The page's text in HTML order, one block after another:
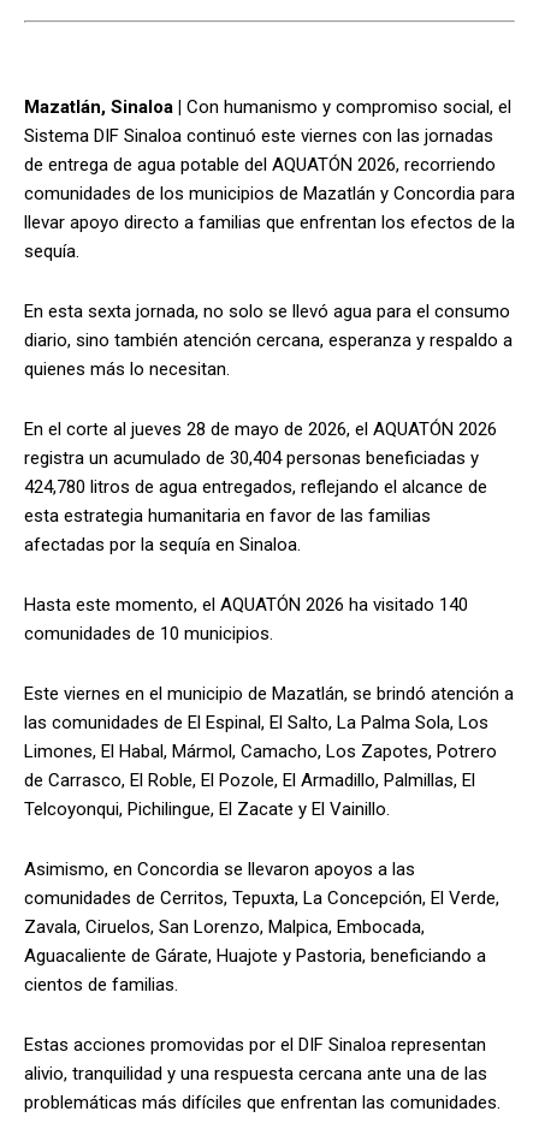
Mazatlán, Sinaloa | Con humanismo y compromiso social, el
Sistema DIF Sinaloa continuó este viernes con las jornadas
de entrega de agua potable del AQUATÓN 2026, recorriendo
comunidades de los municipios de Mazatlán y Concordia para
llevar apoyo directo a familias que enfrentan los efectos de la
sequía.
En esta sexta jornada, no solo se llevó agua para el consumo
diario, sino también atención cercana, esperanza y respaldo a
quienes más lo necesitan.
En el corte al jueves 28 de mayo de 2026, el AQUATÓN 2026
registra un acumulado de 30,404 personas beneficiadas y
424,780 litros de agua entregados, reflejando el alcance de
esta estrategia humanitaria en favor de las familias
afectadas por la sequía en Sinaloa.
Hasta este momento, el AQUATÓN 2026 ha visitado 140
comunidades de 10 municipios.
Este viernes en el municipio de Mazatlán, se brindó atención a
las comunidades de El Espinal, El Salto, La Palma Sola, Los
Limones, El Habal, Mármol, Camacho, Los Zapotes, Potrero
de Carrasco, El Roble, El Pozole, El Armadillo, Palmillas, El
Telcoyonqui, Pichilingue, El Zacate y El Vainillo.
Asimismo, en Concordia se llevaron apoyos a las
comunidades de Cerritos, Tepuxta, La Concepción, El Verde,
Zavala, Ciruelos, San Lorenzo, Malpica, Embocada,
Aguacaliente de Gárate, Huajote y Pastoria, beneficiando a
cientos de familias.
Estas acciones promovidas por el DIF Sinaloa representan
alivio, tranquilidad y una respuesta cercana ante una de las
problemáticas más difíciles que enfrentan las comunidades.